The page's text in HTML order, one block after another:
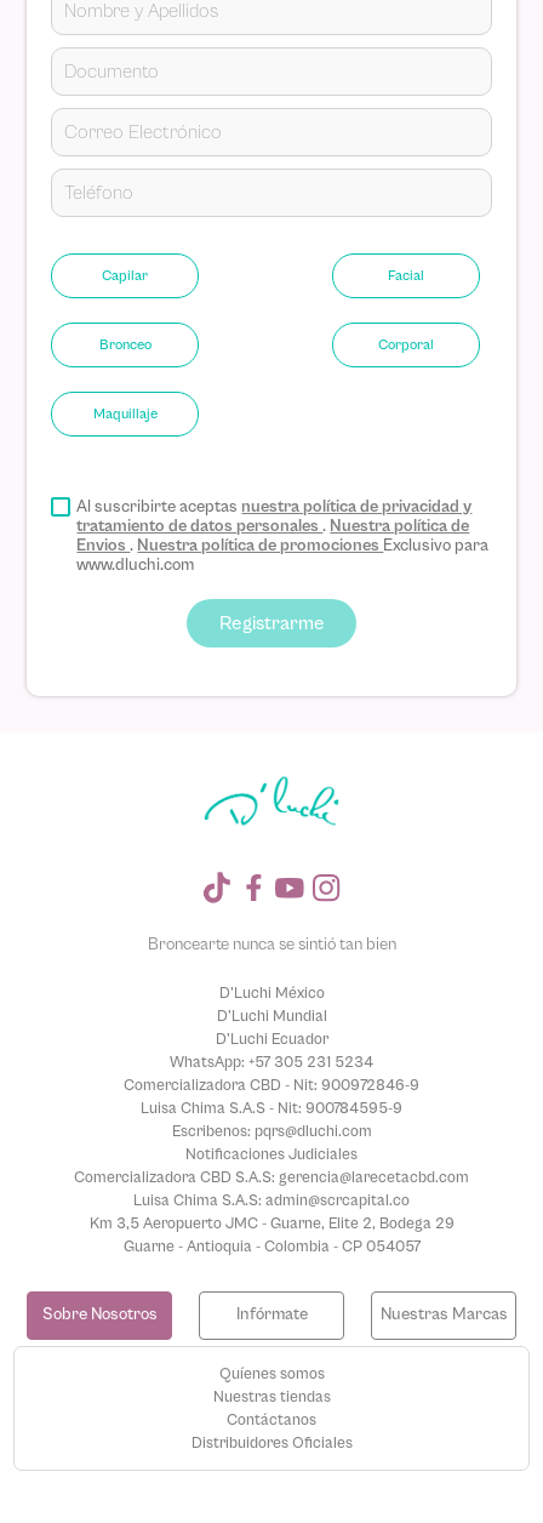
Capilar Facial
Bronceo Corporal
Maquillaje
Al suscribirte aceptas nuestra política de privacidad y
tratamiento de datos personales. Nuestra política de
Envios. Nuestra política de promociones Exclusivo para
www.dluchi.com
Registrarme
Broncearte nunca se sintió tan bien
D'Luchi México
D'Luchi Mundial
D'Luchi Ecuador
WhatsApp: +57 305 231 5234
Comercializadora CBD - Nit: 900972846-9
Luisa Chima S.A.S - Nit: 900784595-9
Escribenos: pqrs@dluchi.com
Notificaciones Judiciales
Comercializadora CBD S.A.S: gerencia@larecetacbd.com
Luisa Chima S.A.S: admin@scrcapital.co
Km 3,5 Aeropuerto JMC - Guarne, Elite 2, Bodega 29
Guarne - Antioquia - Colombia - CP 054057
Sobre Nosotros Infórmate Nuestras Marcas
Quíenes somos
Nuestras tiendas
Contáctanos
Distribuidores Oficiales